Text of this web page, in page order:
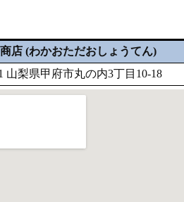
店 (わかおただおしょうてん)
山梨県甲府市丸の内3丁目10-18